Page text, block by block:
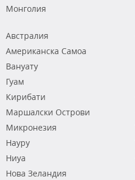
Монголия
Австралия
Американска Самоа
Вануату
Гуам
Кирибати
Маршалски Острови
Микронезия
Науру
Ниуа
Нова Зеландия